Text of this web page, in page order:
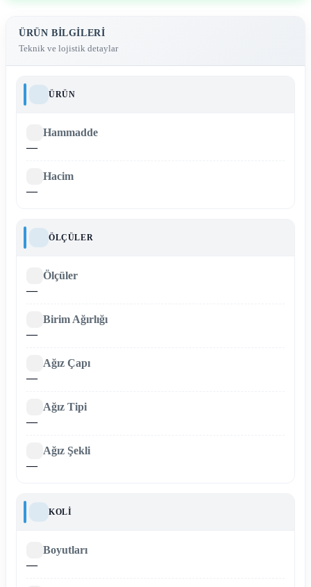
ÜRÜN BILGILERI
Teknik ve lojistik detaylar
ÜRÜN
Hammadde
—
Hacim
—
ÖLÇÜLER
Ölçüler
—
Birim Ağırlığı
—
Ağız Çapı
—
Ağız Tipi
—
Ağız Şekli
—
KOLI
Boyutları
—